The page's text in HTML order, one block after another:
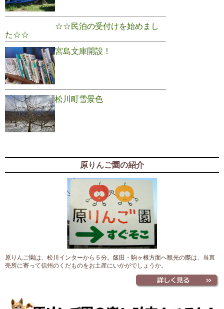
☆☆民泊の受付けを始めまし
た☆☆
宮島文庫開設！
松川町雪景色
原りんご園の紹介
原りんご園は、松川インターから５分。飯田・駒ヶ根方面へ観光の際は、当直
売所に寄って信州のくだものをお土産にいかがでしょうか。